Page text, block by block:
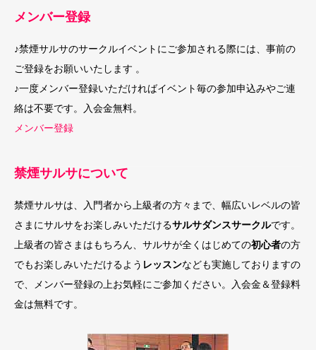
メンバー登録
♪禁煙サルサのサークルイベントにご参加される際には、事前の
ご登録をお願いいたします 。
♪一度メンバー登録いただければイベント毎の参加申込みやご連
絡は不要です。入会金無料。
メンバー登録
禁煙サルサについて
禁煙サルサは、入門者から上級者の方々まで、幅広いレベルの皆
さまにサルサをお楽しみいただけるサルサダンスサークルです。
上級者の皆さまはもちろん、サルサが全くはじめての初心者の方
でもお楽しみいただけるよう レッスンなども実施しておりますの
で、メンバー登録の上お気軽にご参加ください。入会金＆登録料
金は無料です。